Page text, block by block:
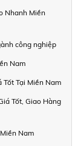
Nhanh Miền
công nghiệp
Nam
Tốt Tại Miền Nam
Tốt, Giao Hàng
Nam